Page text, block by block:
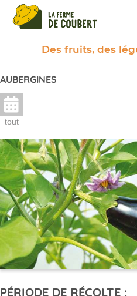
Des fruits, des
AUBERGINES
tout
PÉRIODE DE RÉCOLTE :
Panneau de gestion des cookies